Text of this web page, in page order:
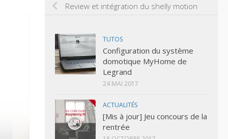
Review et intégration du shelly motion
TUTOS
Configuration du système
domotique MyHome de
Legrand
24 MAI 2017
ACTUALITÉS
[Mis à jour] Jeu concours de la
rentrée